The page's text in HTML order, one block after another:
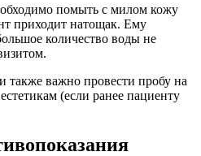
помыть с милом кожу
приходит натощак. Ему
количество воды не
также важно провести пробу на
(если ранее пациенту